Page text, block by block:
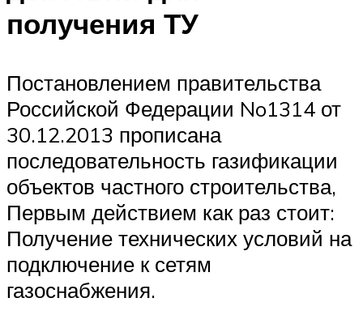
получения ТУ
Постановлением правительства
Российской Федерации No1314 от
30.12.2013 прописана
последовательность газификации
объектов частного строительства,
Первым действием как раз стоит:
Получение технических условий на
подключение к сетям
газоснабжения.